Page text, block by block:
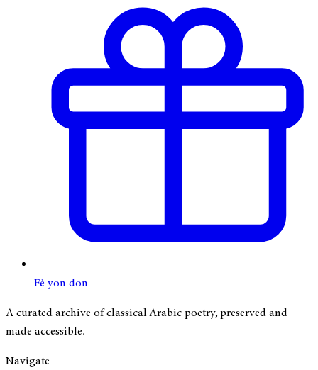
Fè yon don
A curated archive of classical Arabic poetry, preserved and
made accessible.
Navigate